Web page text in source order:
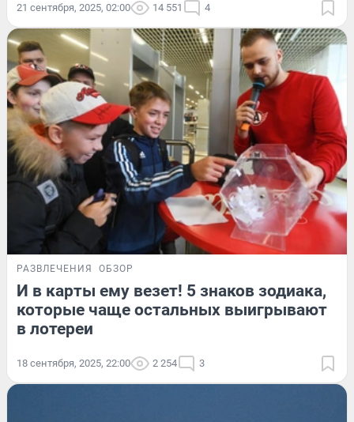
21 сентября, 2025, 02:00 14 551 4
РАЗВЛЕЧЕНИЯ ОБЗОР
И в карты ему везет! 5 знаков зодиака,
которые чаще остальных выигрывают
в лотереи
18 сентября, 2025, 22:00 2 254 3